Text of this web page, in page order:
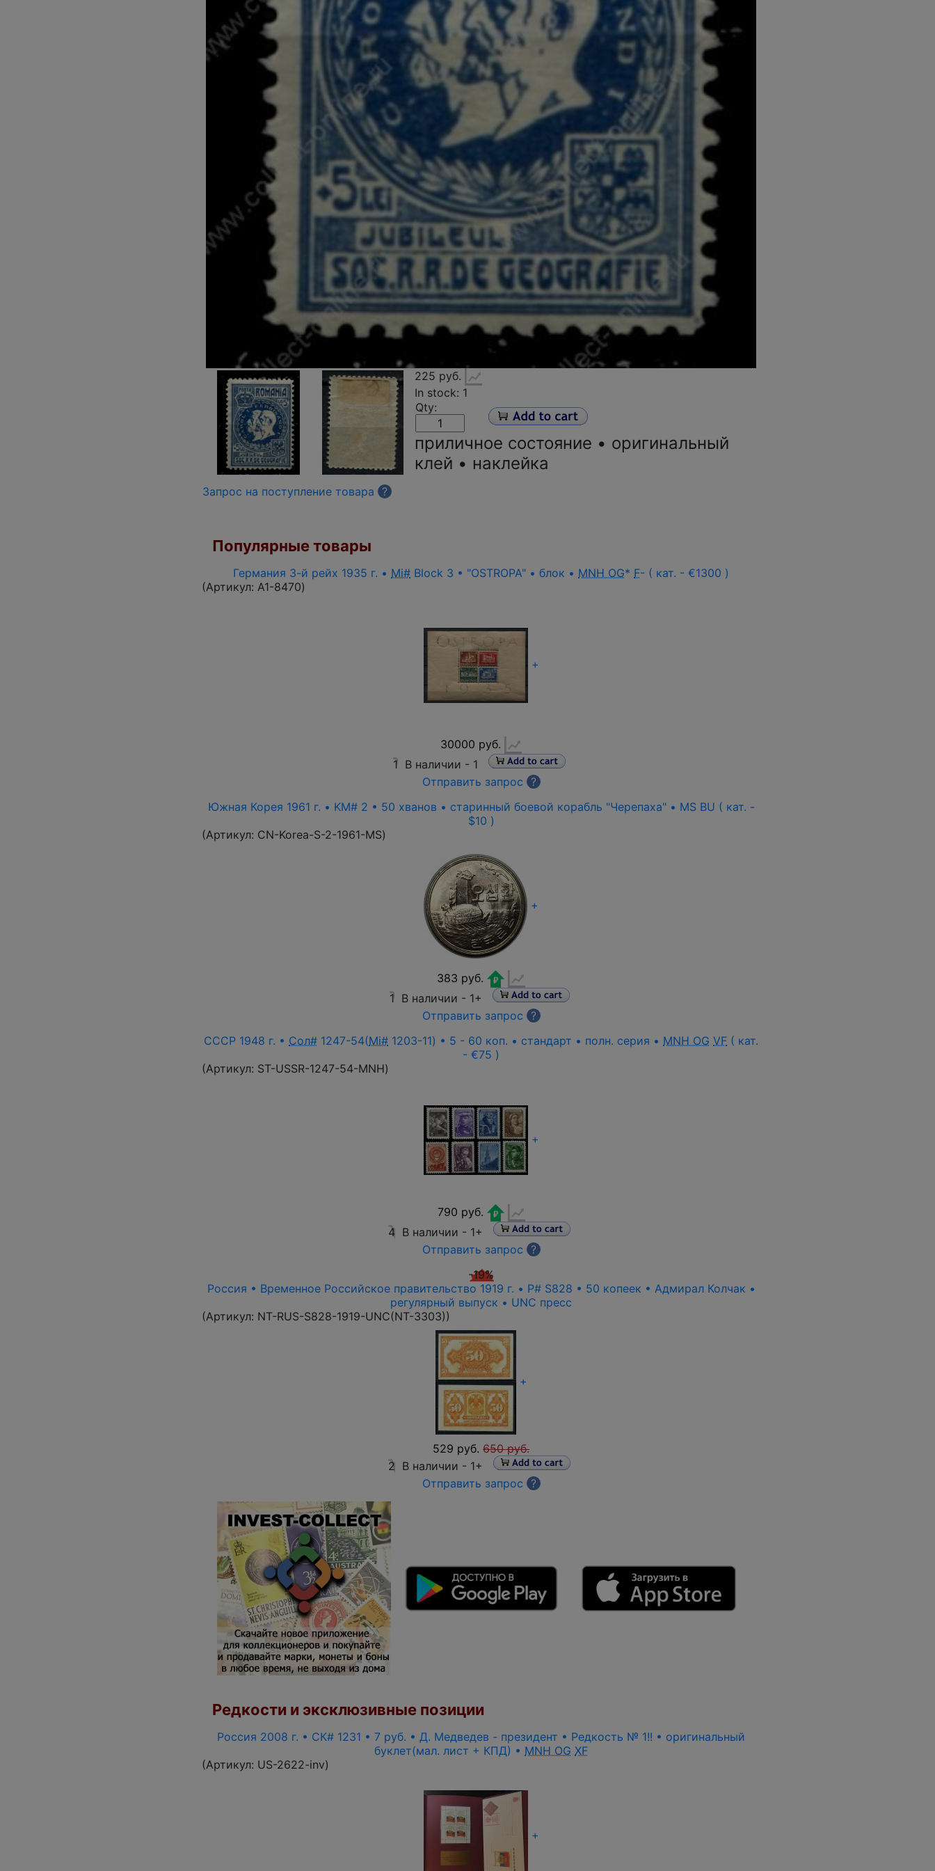
225 руб.
In stock: 1
Qty:
приличное состояние • оригинальный
клей • наклейка
Запрос на поступление товара ?
Популярные товары
Германия 3-й рейх 1935 г. • Mi# Block 3 • "OSTROPA" • блок • MNH OG* F- ( кат. - €1300 )
(Артикул: A1-8470)
+
30000 руб.
1 В наличии - 1
Отправить запрос
?
Южная Корея 1961 г. • KM# 2 • 50 хванов • старинный боевой корабль "Черепаха" • MS BU ( кат. -
$10 )
(Артикул: CN-Korea-S-2-1961-MS)
+
383 руб.
1 В наличии - 1+
Отправить запрос
?
СССР 1948 г. • Сол# 1247-54(Mi# 1203-11) • 5 - 60 коп. • стандарт • полн. серия • MNH OG VF ( кат.
- €75 )
(Артикул: ST-USSR-1247-54-MNH)
+
790 руб.
4 В наличии - 1+
Отправить запрос
?
-19%
Россия • Временное Российское правительство 1919 г. • P# S828 • 50 копеек • Адмирал Колчак •
регулярный выпуск • UNC пресс
(Артикул: NT-RUS-S828-1919-UNC(NT-3303))
+
529 руб. 650 руб.
2 В наличии - 1+
Отправить запрос
?
Редкости и эксклюзивные позиции
Россия 2008 г. • СК# 1231 • 7 руб. • Д. Медведев - президент • Редкость № 1!! • оригинальный
буклет(мал. лист + КПД) • MNH OG XF
(Артикул: US-2622-inv)
+